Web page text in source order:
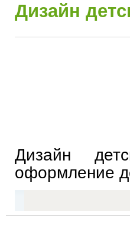
Дизайн
Дизайн
оформление